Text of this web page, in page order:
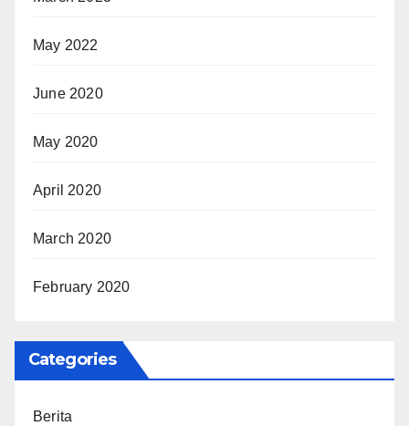
May 2022
June 2020
May 2020
April 2020
March 2020
February 2020
Categories
Berita